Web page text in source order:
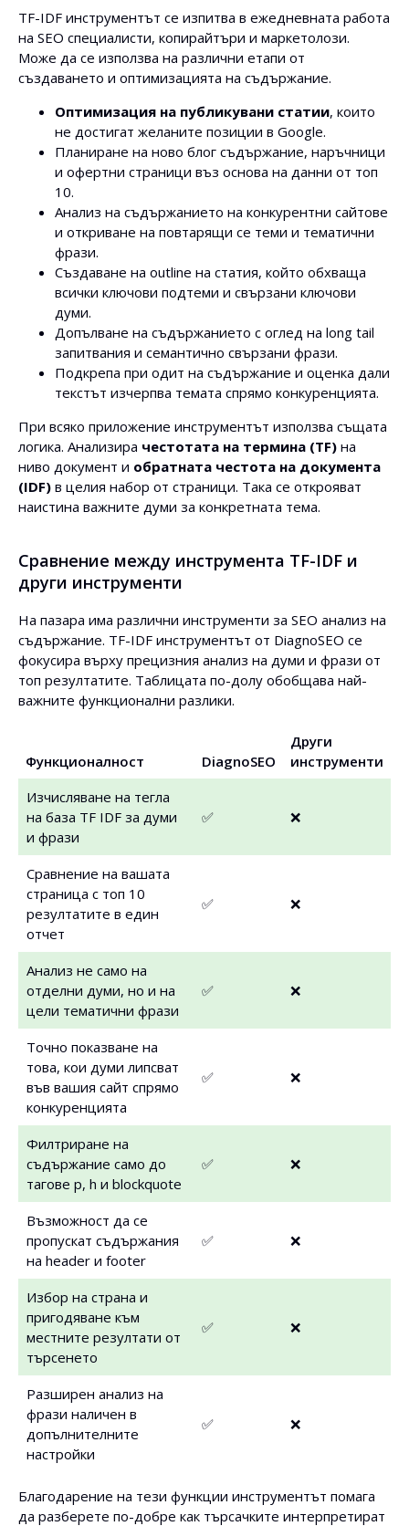
TF-IDF инструментът се изпитва в ежедневната работа
на SEO специалисти, копирайтъри и маркетолози.
Може да се използва на различни етапи от
създаването и оптимизацията на съдържание.
Оптимизация на публикувани статии, които
не достигат желаните позиции в Google.
Планиране на ново блог съдържание, наръчници
и офертни страници въз основа на данни от топ
10.
Анализ на съдържанието на конкурентни сайтове
и откриване на повтарящи се теми и тематични
фрази.
Създаване на outline на статия, който обхваща
всички ключови подтеми и свързани ключови
думи.
Допълване на съдържанието с оглед на long tail
запитвания и семантично свързани фрази.
Подкрепа при одит на съдържание и оценка дали
текстът изчерпва темата спрямо конкуренцията.
При всяко приложение инструментът използва същата
логика. Анализира честотата на термина (TF) на
ниво документ и обратната честота на документа
(IDF) в целия набор от страници. Така се открояват
наистина важните думи за конкретната тема.
Сравнение между инструмента TF-IDF и
други инструменти
На пазара има различни инструменти за SEO анализ на
съдържание. TF-IDF инструментът от DiagnoSEO се
фокусира върху прецизния анализ на думи и фрази от
топ резултатите. Таблицата по-долу обобщава най-
важните функционални разлики.
Функционалност DiagnoSEO
Други
инструменти
Изчисляване на тегла
на база TF IDF за думи
и фрази
✅ ❌
Сравнение на вашата
страница с топ 10
резултатите в един
отчет
✅ ❌
Анализ не само на
отделни думи, но и на
цели тематични фрази
✅ ❌
Точно показване на
това, кои думи липсват
във вашия сайт спрямо
конкуренцията
✅ ❌
Филтриране на
съдържание само до
тагове p, h и blockquote
✅ ❌
Възможност да се
пропускат съдържания
на header и footer
✅ ❌
Избор на страна и
пригодяване към
местните резултати от
търсенето
✅ ❌
Разширен анализ на
фрази наличен в
допълнителните
настройки
✅ ❌
Благодарение на тези функции инструментът помага
да разберете по-добре как търсачките интерпретират